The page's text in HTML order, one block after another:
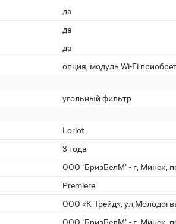
да
да
да
опция, модуль Wi-Fi
угольный фильтр
Loriot
3 года
ООО "БризБелМ" - г, Минск,
Premiere
ООО «К-Трейд»,